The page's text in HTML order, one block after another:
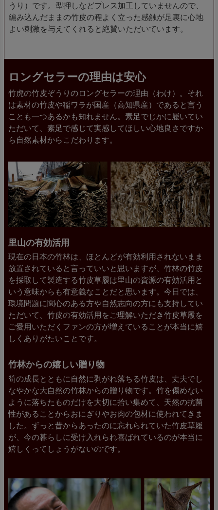
うり）です。型押しなどプレス加工していませんので、
編み込んだままの竹皮の程よく立った感触が足裏に心地
よい刺激を与えてくれると絶賛いただいています。
ロングセラーの理由は安心
竹虎の竹皮ぞうりのロングセラーの理由（わけ）。それ
は素材の竹皮や稲ワラが国産（高知県産）であると言う
ことも一つあるかも知れません。素足でじかに履いてい
ただいて、素足で感じて実感してほしい心地良さですか
ら自然素材からこだわります。
里山の有効活用
現在の日本の竹林は、ほとんどが有効利用されないまま
放置されていると言っていいと思いますが、竹林の竹皮
を採取して製造する竹皮草履は里山の資源の有効活用と
いう意味からも有意義なことだと思います。今日では、
環境問題に関心のある方や自然志向の方にも支持してい
ただいて、竹皮の有効活用をご理解いただき竹皮草履を
ご愛用いただくファンの方が増えていることが本当に嬉
しくありがたいことです。
竹林からの嬉しい贈り物
筍の成長とともに自然に剥がれ落ちる竹皮は、丈夫でし
なやかな大自然の竹林からの贈り物です。竹を傷めない
ように落ちたものだけを大切に拾い集めて、天然の抗菌
性があることからおにぎりやお肉の包材に使われてきま
した。ずっと昔からあったのに忘れられていた竹皮草履
が、今の暮らしに受け入れられ喜ばれているのが本当に
嬉しくってしょうがないのです。